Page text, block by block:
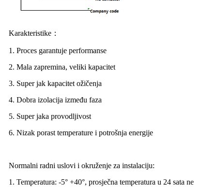
Karakteristike：
1. Proces garantuje performanse
2. Mala zapremina, veliki kapacitet
3. Super jak kapacitet ožičenja
4. Dobra izolacija između faza
5. Super jaka provodljivost
6. Nizak porast temperature i potrošnja energije
Normalni radni uslovi i okruženje za instalaciju:
1. Temperatura: -5° +40°, prosječna temperatura u 24 sata ne